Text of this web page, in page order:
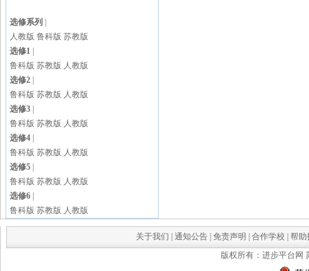
选修系列
人教版 鲁科版 苏教版
选修1
鲁科版 苏教版 人教版
选修2
鲁科版 苏教版 人教版
选修3
鲁科版 苏教版 人教版
选修4
鲁科版 苏教版 人教版
选修5
鲁科版 苏教版 人教版
选修6
鲁科版 苏教版 人教版
关于我们 通知公告 免责声明 合作学校
帮助
版权所有：进步平台网